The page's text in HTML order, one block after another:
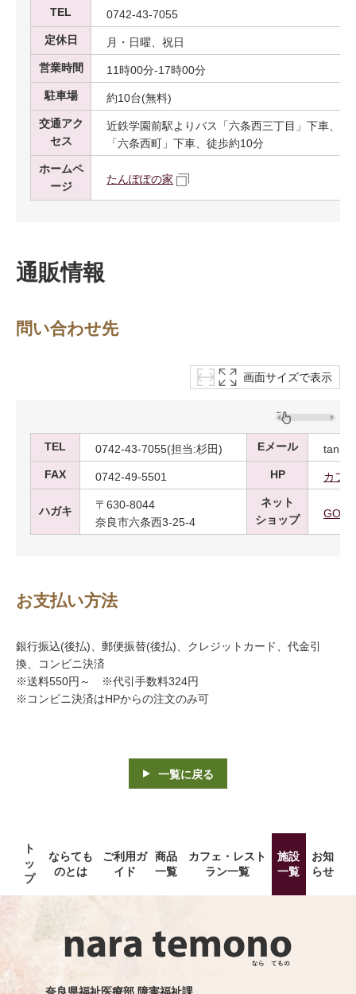
TEL
0742-43-7055
定休日
月・日曜、祝日
営業時間
11時00分-17時00分
駐車場
約10台(無料)
交通アク
セス
近鉄学園前駅よりバス「六条西三丁目」下車、
「六条西町」下車、徒歩約10分
ホームペ
ージ
たんぽぽの家
通販情報
問い合わせ先
画面サイズで表示
TEL 0742-43-7055(担当:杉田) Eメール
FAX
0742-49-5501 HP カフ
ハガキ
〒630-8044
奈良市六条西3-25-4
ネット
ショップ
お支払い方法
銀行振込(後払)、郵便振替(後払)、クレジットカード、代金引
換、コンビニ決済
※送料550円～ ※代引手数料324円
※コンビニ決済はHPからの注文のみ可
一覧に戻る
ト
ッ
プ
ならても
のとは
ご利用ガ
イド
商品
一覧
カフェ・レスト
ラン一覧
施設
一覧
お知
らせ